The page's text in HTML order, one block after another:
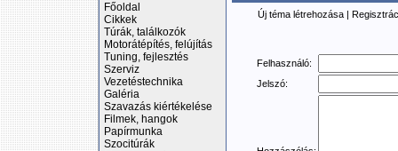
Főoldal
Cikkek
Túrák, találkozók
Motorátépítés, felújítás
Tuning, fejlesztés
Szerviz
Vezetéstechnika
Galéria
Szavazás kiértékelése
Filmek, hangok
Papírmunka
Szocitúrák
Új téma létrehozása |
Felhasználó:
Jelszó: